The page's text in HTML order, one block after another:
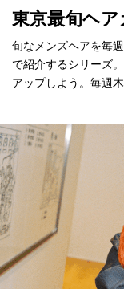
東京最旬ヘ
旬なメンズヘアを毎
で紹介するシリーズ
アップしよう。毎週木